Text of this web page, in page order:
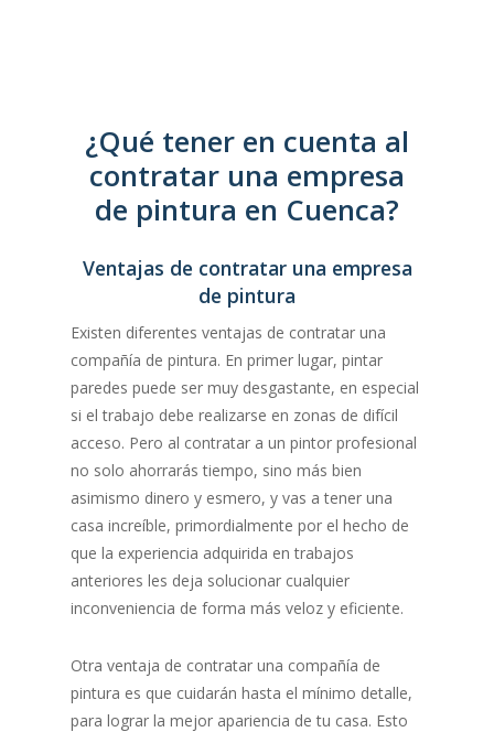
¿Qué tener en cuenta al
contratar una empresa
de pintura en Cuenca?
Ventajas de contratar una empresa
de pintura
Existen diferentes ventajas de contratar una
compañía de pintura. En primer lugar, pintar
paredes puede ser muy desgastante, en especial
si el trabajo debe realizarse en zonas de difícil
acceso. Pero al contratar a un pintor profesional
no solo ahorrarás tiempo, sino más bien
asimismo dinero y esmero, y vas a tener una
casa increíble, primordialmente por el hecho de
que la experiencia adquirida en trabajos
anteriores les deja solucionar cualquier
inconveniencia de forma más veloz y eficiente.
Otra ventaja de contratar una compañía de
pintura es que cuidarán hasta el mínimo detalle,
para lograr la mejor apariencia de tu casa. Esto